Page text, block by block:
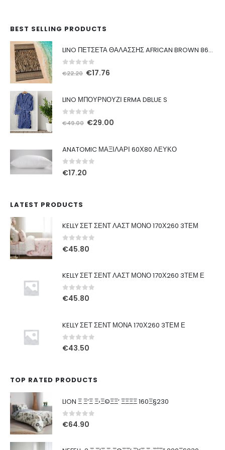
BEST SELLING PRODUCTS
LINO ΠΕΤΣΕΤΑ ΘΑΛΑΣΣΗΣ AFRICAN BROWN 86X160
out of 5
€22.20 Original
€17.76
LINO ΜΠΟΥΡΝΟΥΖΙ ERMA DBLUE S
out of 5
€49.00 Original
€29.00
ANATOMIC ΜΑΞΙΛΑΡΙ 60Χ80 ΛΕΥΚΟ
0out of 5
€17.20
LATEST PRODUCTS
KELLY ΣΕΤ ΣΕΝΤ ΛΑΣΤ ΜΟΝΟ 170Χ260 3ΤΕΜ
0out of 5
€45.80
KELLY ΣΕΤ ΣΕΝΤ ΛΑΣΤ ΜΟΝΟ 170Χ260 3ΤΕΜ Ε
0out of 5
€45.80
KELLY ΣΕΤ ΣΕΝΤ ΜΟΝΑ 170Χ260 3ΤΕΜ Ε
0out of 5
€43.50
TOP RATED PRODUCTS
LION Ξ Ξ‘Ξ Ξ›Ξ©ΞΞ‘ ΞΞΞΞ 160Ξ§230
0out of 5
€64.90